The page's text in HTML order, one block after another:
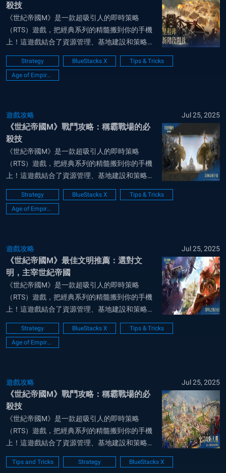
殺技
《世紀帝國M》是一款超吸引人的即時策略
（RTS）遊戲，把經典系列的精髓搬到你的手機
上！這遊戲結合了資源管理、基地建設和策略戰
爭，還帶點迷人的主題風格，玩家可以挑選自己
的文明，跨海拓展帝國。不管你是老鳥還是新
手，這些小撇步都能幫你把遊戲玩得更順，帶領
Strategy BlueStacks X
Tips & Tricks
Age of Empires Mobile
遊戲攻略 Jul 25, 2025
《世紀帝國M》戰鬥攻略：稱霸戰場的必
殺技
《世紀帝國M》是一款超吸引人的即時策略
（RTS）遊戲，把經典系列的精髓搬到你的手機
上！這遊戲結合了資源管理、基地建設和策略戰
爭，還帶點迷人的主題風格，玩家可以挑選自己
的文明，跨海拓展帝國。不管你是老鳥還是新
手，這些小撇步都能幫你把遊戲玩得更順，帶領
Strategy BlueStacks X
Tips & Tricks
Age of Empires Mobile
遊戲攻略 Jul 25, 2025
《世紀帝國M》最佳文明推薦：選對文
明，主宰世紀帝國
《世紀帝國M》是一款超吸引人的即時策略
（RTS）遊戲，把經典系列的精髓搬到你的手機
上！這遊戲結合了資源管理、基地建設和策略戰
爭，還帶點迷人的主題風格，玩家可以挑選自己
的文明，跨海拓展帝國。不管你是老鳥還是新
手，這些小撇步都能幫你把遊戲玩得更順，帶領
Strategy BlueStacks X
Tips & Tricks
Age of Empires Mobile
遊戲攻略 Jul 25, 2025
《世紀帝國M》戰鬥攻略：稱霸戰場的必
殺技
《世紀帝國M》是一款超吸引人的即時策略
（RTS）遊戲，把經典系列的精髓搬到你的手機
上！這遊戲結合了資源管理、基地建設和策略戰
爭，還帶點迷人的主題風格，玩家可以挑選自己
的文明，跨海拓展帝國。不管你是老鳥還是新
Tips and Tricks Strategy BlueStacks X